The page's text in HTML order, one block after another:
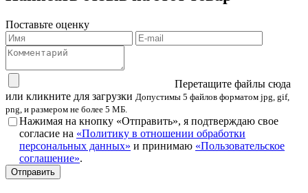
Поставьте оценку
Перетащите файлы сюда
или кликните для загрузки Допустимы 5 файлов форматом jpg, gif,
png, и размером не более 5 МБ.
Нажимая на кнопку «Отправить», я подтверждаю свое
согласие на «Политику в отношении обработки
персональных данных» и принимаю «Пользовательское
соглашение».